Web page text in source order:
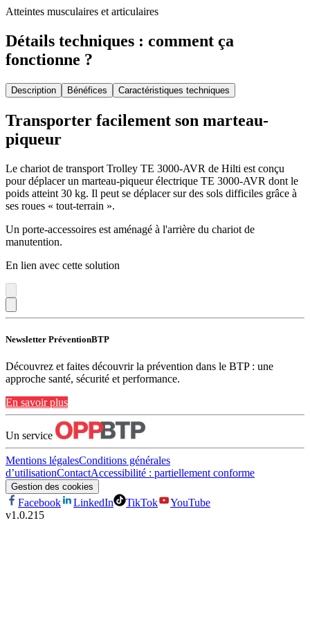
Atteintes musculaires et articulaires
Détails techniques : comment ça
fonctionne ?
Description Bénéfices Caractéristiques techniques
Transporter facilement son marteau-
piqueur
Le chariot de transport Trolley TE 3000-AVR de Hilti est conçu
pour déplacer un marteau-piqueur électrique TE 3000-AVR dont le
poids atteint 30 kg. Il peut se déplacer sur des sols difficiles grâce à
ses roues « tout-terrain ».
Un porte-accessoires est aménagé à l'arrière du chariot de
manutention.
En lien avec cette solution
Newsletter PréventionBTP
Découvrez et faites découvrir la prévention dans le BTP : une
approche santé, sécurité et performance.
En savoir plus
Un service
Mentions légalesConditions générales
d’utilisationContactAccessibilité : partiellement conforme
Gestion des cookies
Facebook LinkedIn TikTok
YouTube
v1.0.215